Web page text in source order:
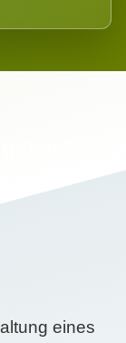
eines